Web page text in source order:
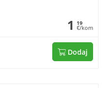
1 19
€/kom
Dodaj